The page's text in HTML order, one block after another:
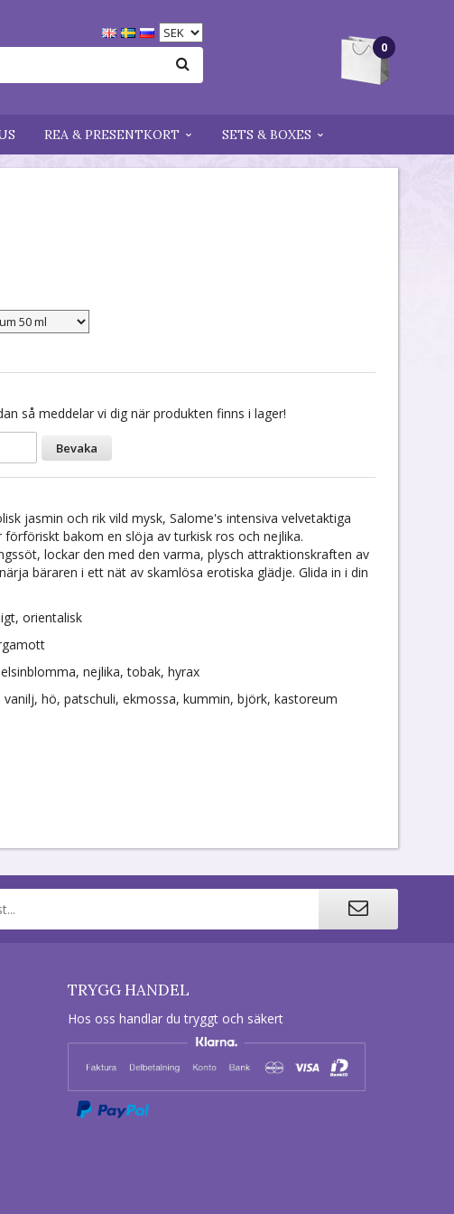
0
REA & PRESENTKORT SETS & BOXES
så meddelar vi dig när produkten finns i lager!
Bevaka
jasmin och rik vild mysk, Salome's intensiva velvetaktiga
bakom en slöja av turkisk ros och nejlika.
lockar den med den varma, plysch attraktionskraften av
bäraren i ett nät av skamlösa erotiska glädje. Glida in i din
orientalisk
nejlika, tobak, hyrax
hö, patschuli, ekmossa, kummin, björk, kastoreum
TRYGG HANDEL
Hos oss handlar du tryggt och säkert